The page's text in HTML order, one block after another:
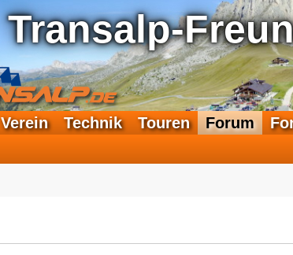
Transalp-
Verein Technik Touren Forum